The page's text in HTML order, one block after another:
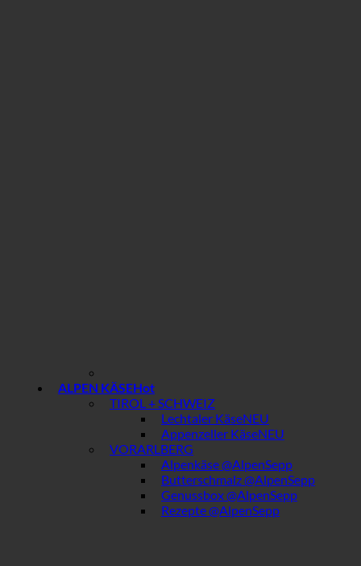
ALPEN KÄSE
TIROL + SCHWEIZ
Lechtaler Käse
Appenzeller Käse
VORARLBERG
Alpenkäse @AlpenSepp
Butterschmalz @AlpenSepp
Genussbox @AlpenSepp
Rezepte @AlpenSepp